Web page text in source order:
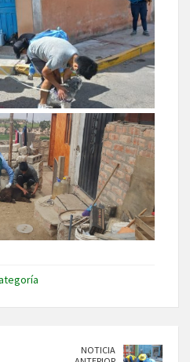
NOTICIA